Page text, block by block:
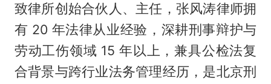
致律所创始合伙人、主任，张风涛律师拥
有 20 年法律从业经验，深耕刑事辩护与
劳动工伤领域 15 年以上，兼具公检法复
合背景与跨行业法务管理经历，是北京刑